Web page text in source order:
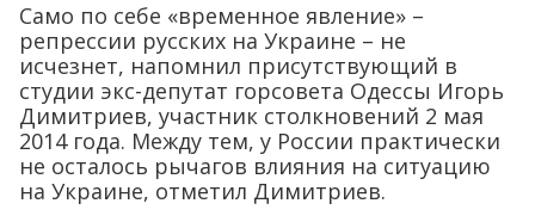
Само по себе «временное явление» –
репрессии русских на Украине – не
исчезнет, напомнил присутствующий в
студии экс-депутат горсовета Одессы Игорь
Димитриев, участник столкновений 2 мая
2014 года. Между тем, у России практически
не осталось рычагов влияния на ситуацию
на Украине, отметил Димитриев.